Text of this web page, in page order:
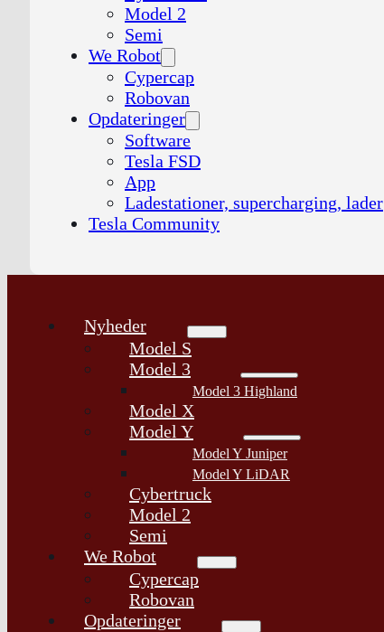
Model 2
Semi
We Robot
Cypercap
Robovan
Opdateringer
Software
Tesla FSD
App
Ladestationer, supercharging, lader
Tesla Community
Nyheder
Model S
Model 3
Model 3 Highland
Model X
Model Y
Model Y Juniper
Model Y LiDAR
Cybertruck
Model 2
Semi
We Robot
Cypercap
Robovan
Opdateringer